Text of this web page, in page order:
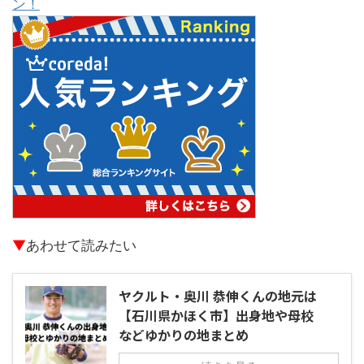
ン！
▼あわせて読みたい
ヤクルト・奥川 恭伸くんの地元は
【石川県かほく市】出身地や母校
などゆかりの地まとめ